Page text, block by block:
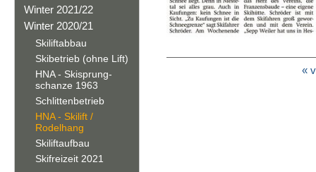
Winter 2021/22
Winter 2020/21
Skiliftabbau
Skibetrieb (ohne Lift)
HNA - Skisprung-
schanze 1963
Schlittenbetrieb
HNA - Skilift /
Rodelhang
Skiliftaufbau
Skifreizeit 2021
«